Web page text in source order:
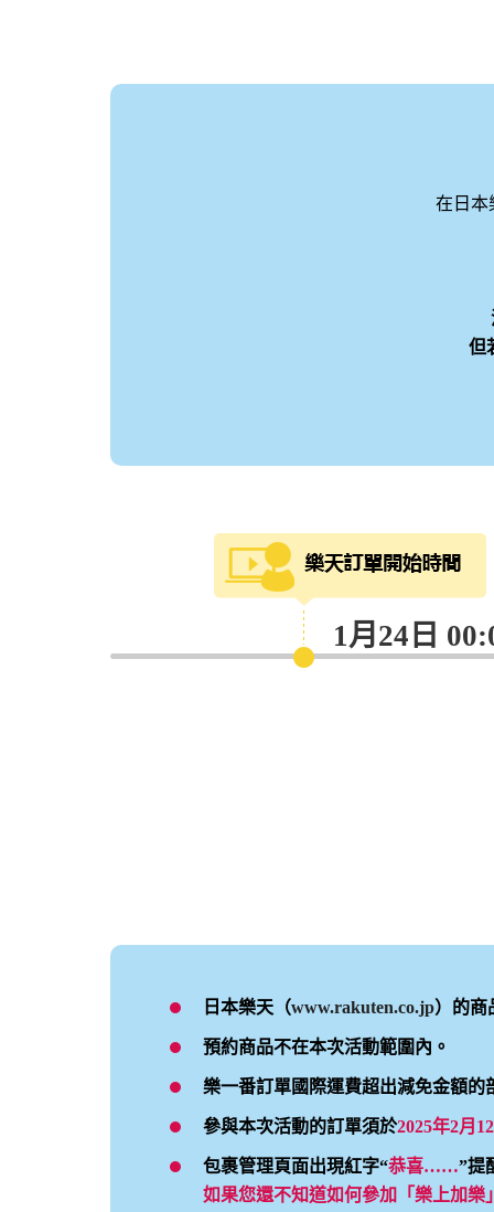
在日本
但
1月24日
日本樂天（www.rakuten.co.jp）的商
預約商品不在本次活動範圍內。
樂一番訂單國際運費超出減免金額
參與本次活動的訂單須於2025年2月
包裹管理頁面出現紅字“恭喜……”提
如果您還不知道如何參加「樂上加樂